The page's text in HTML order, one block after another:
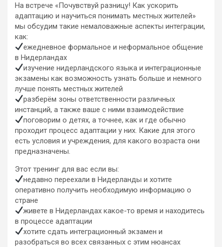
На встрече «Почувствуй разницу! Как ускорить
адаптацию и научиться понимать местных жителей»
мы обсудим такие немаловажные аспекты интеграции,
как:
ежедневное формальное и неформальное общение
в Нидерландах
изучение нидерландского языка и интеграционные
экзамены как возможность узнать больше и немного
лучше понять местных жителей
разберём зоны ответственности различных
инстанций, а также ваше с ними взаимодействие
поговорим о детях, а точнее, как и где обычно
проходит процесс адаптации у них. Какие для этого
есть условия и учреждения, для какого возраста они
предназначены.
Этот тренинг для вас если вы:
недавно переехали в Нидерланды и хотите
оперативно получить необходимую информацию о
стране
живете в Нидерландах какое-то время и находитесь
в процессе адаптации
хотите сдать интеграционный экзамен и
разобраться во всех связанных с этим нюансах